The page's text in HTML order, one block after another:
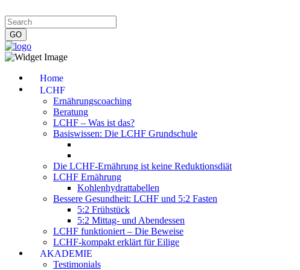
Home
LCHF
Ernährungscoaching
Beratung
LCHF – Was ist das?
Basiswissen: Die LCHF Grundschule
Die LCHF-Ernährung ist keine Reduktionsdiät
LCHF Ernährung
Kohlenhydrattabellen
Bessere Gesundheit: LCHF und 5:2 Fasten
5:2 Frühstück
5:2 Mittag- und Abendessen
LCHF funktioniert – Die Beweise
LCHF-kompakt erklärt für Eilige
AKADEMIE
Testimonials